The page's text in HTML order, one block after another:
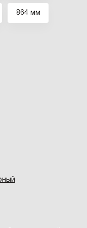
864 мм